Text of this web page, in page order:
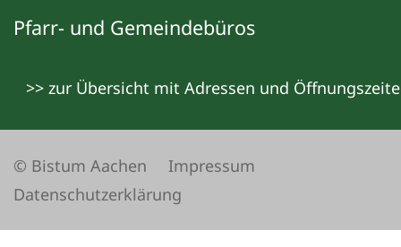
Pfarr- und Gemeindebüros
>> zur Übersicht mit Adressen und
© Bistum Aachen
Impressum
Datenschutzerklärung